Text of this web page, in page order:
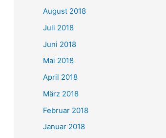
August 2018
Juli 2018
Juni 2018
Mai 2018
April 2018
März 2018
Februar 2018
Januar 2018